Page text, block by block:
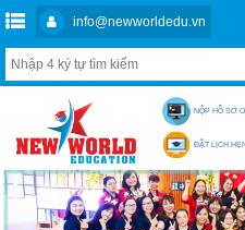
info@newworldedu.vn
NỘP HỒ SƠ
ĐẶT LỊCH